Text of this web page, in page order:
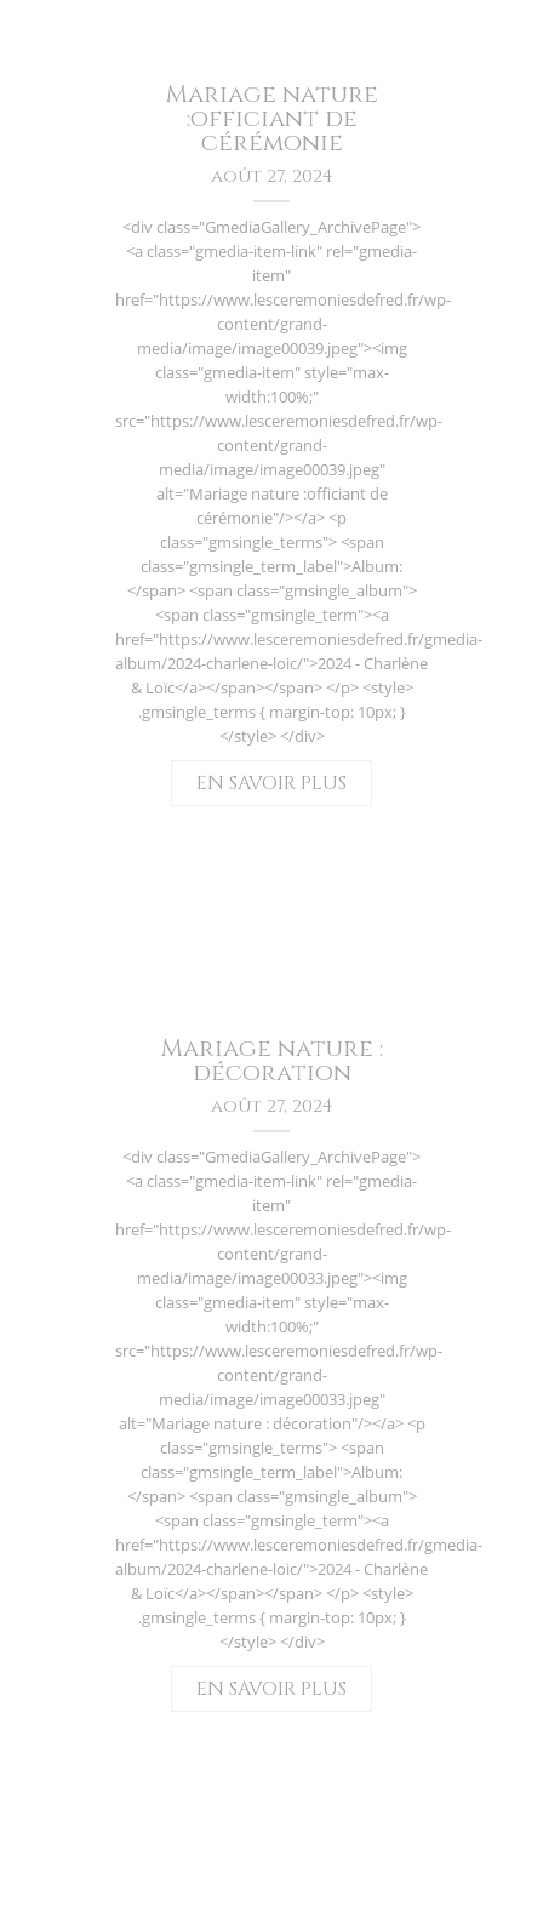
Mariage nature
:officiant de
cérémonie
août 27, 2024
<div class="GmediaGallery_ArchivePage">
<a class="gmedia-item-link" rel="gmedia-
item"
href="https://www.lesceremoniesdefred.fr/wp-
content/grand-
media/image/image00039.jpeg"><img
class="gmedia-item" style="max-
width:100%;"
src="https://www.lesceremoniesdefred.fr/wp-
content/grand-
media/image/image00039.jpeg"
alt="Mariage nature :officiant de
cérémonie"/></a> <p
class="gmsingle_terms"> <span
class="gmsingle_term_label">Album:
</span> <span class="gmsingle_album">
<span class="gmsingle_term"><a
href="https://www.lesceremoniesdefred.fr/gmedia-
album/2024-charlene-loic/">2024 - Charlène
& Loïc</a></span></span> </p> <style>
.gmsingle_terms { margin-top: 10px; }
</style> </div>
EN SAVOIR PLUS
Mariage nature :
décoration
août 27, 2024
<div class="GmediaGallery_ArchivePage">
<a class="gmedia-item-link" rel="gmedia-
item"
href="https://www.lesceremoniesdefred.fr/wp-
content/grand-
media/image/image00033.jpeg"><img
class="gmedia-item" style="max-
width:100%;"
src="https://www.lesceremoniesdefred.fr/wp-
content/grand-
media/image/image00033.jpeg"
alt="Mariage nature : décoration"/></a> <p
class="gmsingle_terms"> <span
class="gmsingle_term_label">Album:
</span> <span class="gmsingle_album">
<span class="gmsingle_term"><a
href="https://www.lesceremoniesdefred.fr/gmedia-
album/2024-charlene-loic/">2024 - Charlène
& Loïc</a></span></span> </p> <style>
.gmsingle_terms { margin-top: 10px; }
</style> </div>
EN SAVOIR PLUS